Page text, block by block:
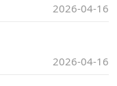
2026-04-16
2026-04-16